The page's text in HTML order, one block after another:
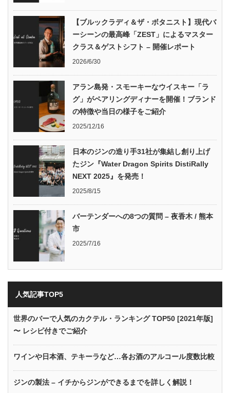
【ブルックラディ＆ザ・ボタニスト】現代バ
ーシーンの最高峰「ZEST」によるマスター
クラス＆ゲストシフト – 開催レポート
2026/6/30
アラン島発・スモーキーなウイスキー「ラ
グ」がペアリングディナーを開催！ブランド
の特徴や当日の様子をご紹介
2025/12/16
日本のジンの造り手31社が集結し創り上げ
たジン『Water Dragon Spirits DistiRally
NEXT 2025』を発売！
2025/8/15
バーテンダーへの8つの質問 – 夜香木 / 熊本
市
2025/7/16
人気記事TOP5
世界のバーで人気のカクテル・ランキング TOP50 [2021年版]
〜 レシピ付きでご紹介
ワインや日本酒、テキーラなど…各お酒のアルコール度数比較
ジンの製法 – イチからジンができるまでを詳しく解説！